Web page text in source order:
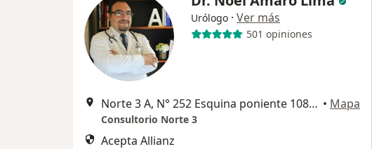
Urólogo · Ver más
501 opiniones
Norte 3 A, N° 252 Esquina poniente 108, Gustavo A Madero • Mapa
Consultorio Norte 3
Acepta Allianz